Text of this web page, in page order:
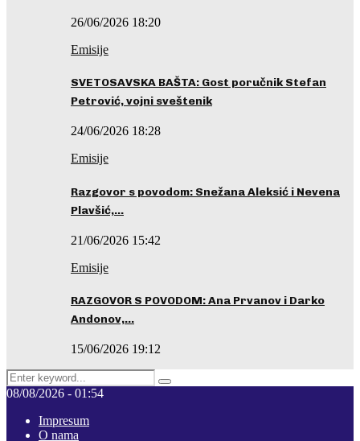
26/06/2026 18:20
Emisije
SVETOSAVSKA BAŠTA: Gost poručnik Stefan
Petrović, vojni sveštenik
24/06/2026 18:28
Emisije
Razgovor s povodom: Snežana Aleksić i Nevena
Plavšić,…
21/06/2026 15:42
Emisije
RAZGOVOR S POVODOM: Ana Prvanov i Darko
Andonov,…
15/06/2026 19:12
Search
for:
Pretraga
08/08/2026 - 01:54
Impresum
O nama